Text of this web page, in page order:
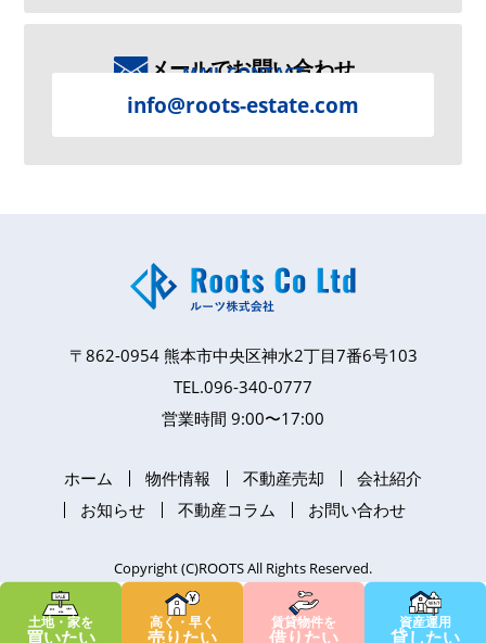
メールでお問い合わせ
MAIL CONTACT
info@roots-estate.com
〒862-0954 熊本市中央区神水2丁目7番6号103
TEL.096-340-0777
営業時間 9:00〜17:00
ホーム 物件情報 不動産売却
会社紹介
お知らせ
不動産コラム お問い合わせ
Copyright (C)ROOTS All Rights Reserved.
土地・家を
買いたい
高く・早く
売りたい
賃貸物件を
借りたい
資産運用
貸したい